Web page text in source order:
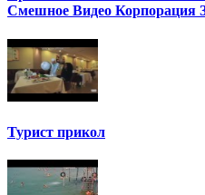
Смешное Видео Корпорация
Турист прикол